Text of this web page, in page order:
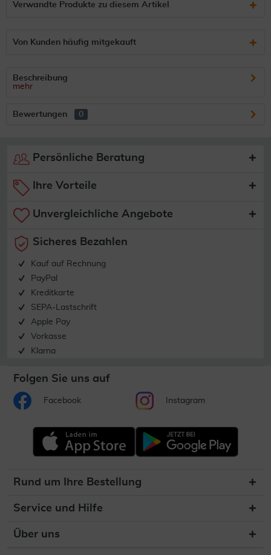
Verwandte Produkte zu diesem Artikel
Von Kunden häufig mitgekauft
Beschreibung
mehr
Bewertungen 0
Persönliche Beratung
Ihre Vorteile
Unvergleichliche Angebote
Sicheres Bezahlen
Kauf auf Rechnung
PayPal
Kreditkarte
SEPA-Lastschrift
Apple Pay
Vorkasse
Klarna
Folgen Sie uns auf
Facebook Instagram
Rund um Ihre Bestellung
Service und Hilfe
Über uns